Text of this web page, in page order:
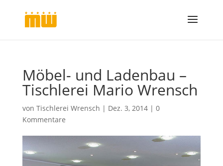
Möbel- und Ladenbau –
Tischlerei Mario Wrensch
von Tischlerei Wrensch | Dez. 3, 2014| 0
Kommentare